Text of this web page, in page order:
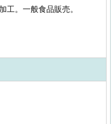
工。一般食品販売。